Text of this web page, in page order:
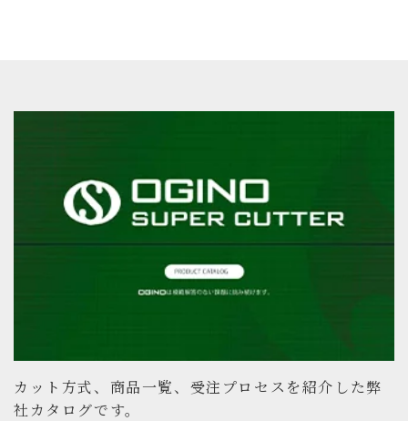
カット方式、商品一覧、受注プロセスを紹介した弊
社カタログです。